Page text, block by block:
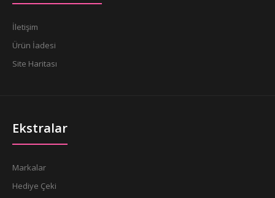
İletişim
Ürün İadesi
Site Haritası
Ekstralar
Markalar
Hediye Çeki